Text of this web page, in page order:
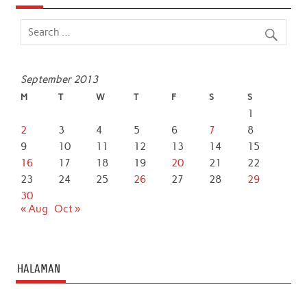
o
o
e
A
d
September 2013
M T W T F S S
1
2
3 4 5 6 7
8
9
10 11 12 13 14
15
16
17 18 19 20 21
22
23
24 25 26 27 28
29
30
« Aug
Oct »
HALAMAN